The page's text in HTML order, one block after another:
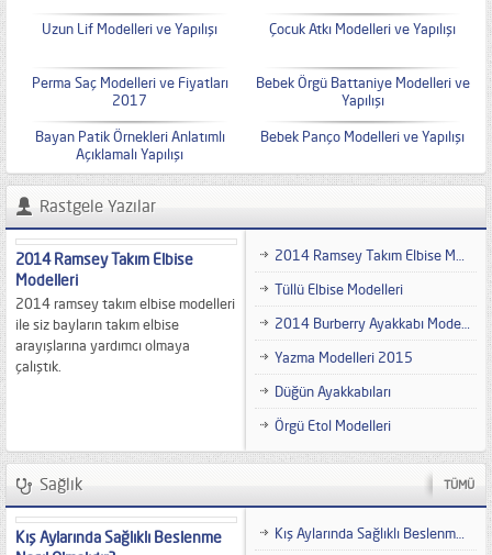
Uzun Lif Modelleri ve Yapılışı Çocuk Atkı Modelleri ve Yapılışı
Perma Saç Modelleri ve Fiyatları
2017
Bebek Örgü Battaniye Modelleri ve
Yapılışı
Bayan Patik Örnekleri Anlatımlı
Açıklamalı Yapılışı
Bebek Panço Modelleri ve Yapılışı
Rastgele Yazılar
2014 Ramsey Takım Elbise
Modelleri
2014 ramsey takım elbise modelleri
ile siz bayların takım elbise
arayışlarına yardımcı olmaya
çalıştık.
Tüllü Elbise Modelleri
Yazma Modelleri 2015
Düğün Ayakkabıları
Örgü Etol Modelleri
Sağlık TÜMÜ
Kış Aylarında Sağlıklı Beslenme